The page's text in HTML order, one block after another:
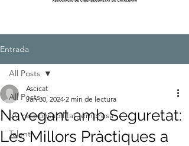
Entrada
All Posts
IA, responsabilitat, empresa
Talent
All Posts
Navegant amb Seguretat:
Les Millors Pràctiques a
Ascicat
Jan 30, 2024 2 min de lectura